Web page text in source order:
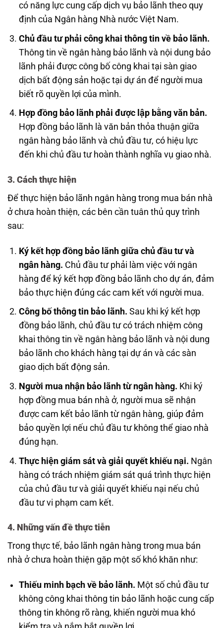
có năng lực cung cấp dịch vụ bảo lãnh theo quy
định của Ngân hàng Nhà nước Việt Nam.
Chủ đầu tư phải công khai thông tin về bảo lãnh.
Thông tin về ngân hàng bảo lãnh và nội dung bảo
lãnh phải được công bố công khai tại sàn giao
dịch bất động sản hoặc tại dự án để người mua
biết rõ quyền lợi của mình.
Hợp đồng bảo lãnh phải được lập bằng văn bản.
Hợp đồng bảo lãnh là văn bản thỏa thuận giữa
ngân hàng bảo lãnh và chủ đầu tư, có hiệu lực
đến khi chủ đầu tư hoàn thành nghĩa vụ giao nhà.
3. Cách thực hiện
Để thực hiện bảo lãnh ngân hàng trong mua bán nhà
ở chưa hoàn thiện, các bên cần tuân thủ quy trình
sau:
Ký kết hợp đồng bảo lãnh giữa chủ đầu tư và
ngân hàng. Chủ đầu tư phải làm việc với ngân
hàng để ký kết hợp đồng bảo lãnh cho dự án, đảm
bảo thực hiện đúng các cam kết với người mua.
Công bố thông tin bảo lãnh. Sau khi ký kết hợp
đồng bảo lãnh, chủ đầu tư có trách nhiệm công
khai thông tin về ngân hàng bảo lãnh và nội dung
bảo lãnh cho khách hàng tại dự án và các sàn
giao dịch bất động sản.
Người mua nhận bảo lãnh từ ngân hàng. Khi ký
hợp đồng mua bán nhà ở, người mua sẽ nhận
được cam kết bảo lãnh từ ngân hàng, giúp đảm
bảo quyền lợi nếu chủ đầu tư không thể giao nhà
đúng hạn.
Thực hiện giám sát và giải quyết khiếu nại. Ngân
hàng có trách nhiệm giám sát quá trình thực hiện
của chủ đầu tư và giải quyết khiếu nại nếu chủ
đầu tư vi phạm cam kết.
4. Những vấn đề thực tiễn
Trong thực tế, bảo lãnh ngân hàng trong mua bán
nhà ở chưa hoàn thiện gặp một số khó khăn như:
Thiếu minh bạch về bảo lãnh. Một số chủ đầu tư
không công khai thông tin bảo lãnh hoặc cung cấp
thông tin không rõ ràng, khiến người mua khó